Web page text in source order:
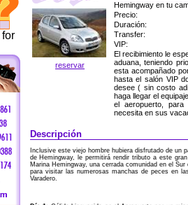
for
reservar
Hemingway en tu
Precio:
Duración:
Transfer:
VIP:
El recibimiento le
aduana, teniendo
esta acompañado
hasta el salón VIP
desee ( sin costo
haga llegar el
el aeropuerto,
necesita en sus
Descripción
Inclusive este viejo hombre hubiera disfrutado de un
de Hemingway, le permitirá rendir tributo a este
Marina Hemingway, una cerrada comunidad en el
para visitar las numerosas manchas de peces en
Varadero.